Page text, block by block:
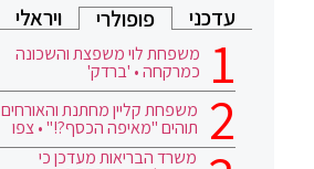
עדכני פופולרי ויראלי
משפחת לוי משפצת והשכונה
כמרקחה • 'ברדק'
משפחת קליין מחתנת והאורחים
תוהים "מאיפה הכסף?!" • צפו
משרד הבריאות מעדכן כי